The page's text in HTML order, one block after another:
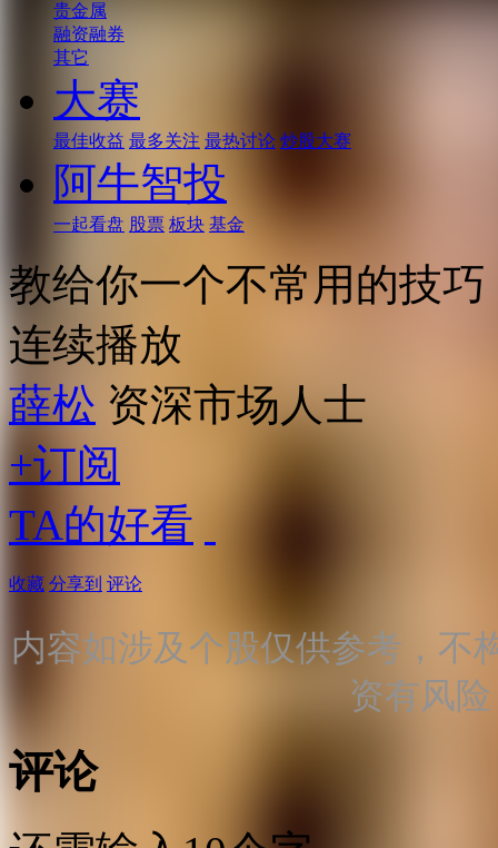
贵金属
融资融券
其它
大赛
最佳收益 最多关注 最热讨论 炒股大赛
阿牛智投
一起看盘 股票 板块 基金
教给你一个不常用的技
连续播放
薛松 资深市场人士
+订阅
TA的好看
收藏 分享到 评论
内容如涉及个股仅供参考，不
资有风
评论